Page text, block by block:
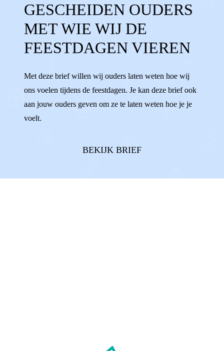
GESCHEIDEN OUDERS KERST
SINTERKLAAS OUD EN NIEUW
FEESTDAGEN PAPA MAMA SAMEN
GESCHEIDEN OUDERS
MET WIE WIJ DE
FEESTDAGEN VIEREN
Met deze brief willen wij ouders laten weten hoe wij
ons voelen tijdens de feestdagen. Je kan deze brief ook
aan jouw ouders geven om ze te laten weten hoe je je
voelt.
BEKIJK BRIEF